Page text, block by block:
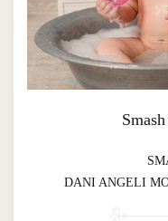
DANI ANGELI